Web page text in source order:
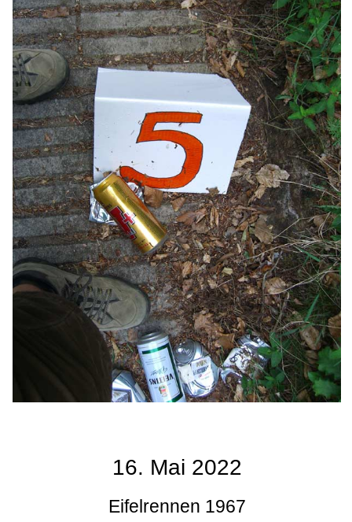
16. Mai 2022
Eifelrennen 1967